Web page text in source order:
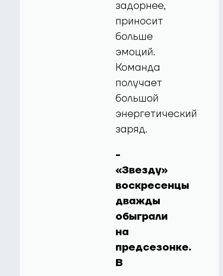
задорнее,
приносит
больше
эмоций.
Команда
получает
большой
энергетический
заряд.
-
«Звезду»
воскресенцы
дважды
обыграли
на
предсезонке.
В